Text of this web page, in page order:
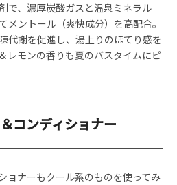
で、濃厚炭酸ガスと温泉ミネラル
メントール（爽快成分）を高配合。
代謝を促進し、湯上りのほてり感を
レモンの香りも夏のバスタイムにピ
コンディショナー
ョナーもクール系のものを使ってみ